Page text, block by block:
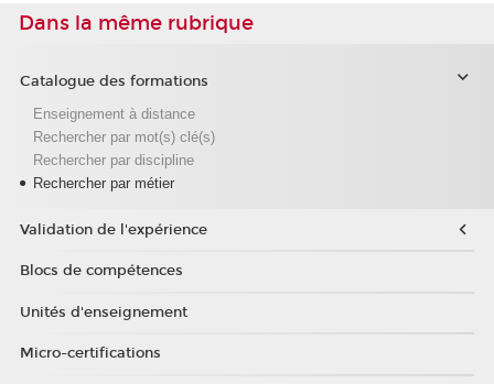
Dans la même rubrique
Catalogue des formations
Enseignement à distance
Rechercher par mot(s) clé(s)
Rechercher par discipline
Rechercher par métier
Validation de l'expérience
Blocs de compétences
Unités d'enseignement
Micro-certifications